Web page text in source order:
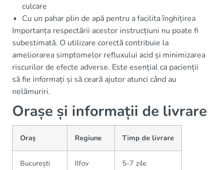
culcare
Cu un pahar plin de apă pentru a facilita înghițirea
Importanța respectării acestor instrucțiuni nu poate fi
subestimată. O utilizare corectă contribuie la
ameliorarea simptomelor refluxului acid și minimizarea
riscurilor de efecte adverse. Este esențial ca pacienții
să fie informați și să ceară ajutor atunci când au
nelămuriri.
Orașe și informații de livrare
Oraș Regiune Timp de livrare
București Ilfov 5-7 zile